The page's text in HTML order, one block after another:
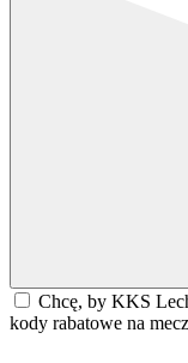
Chcę, by KKS
kody rabatowe na